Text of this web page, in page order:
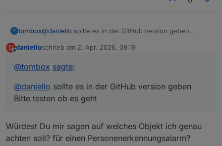
T tombox@daniello sollte es in der GitHub version geben
D danielloschrieb am 2. Apr. 2026, 08:19
zuletzt editiert von
@tombox sagte:
@daniello sollte es in der GitHub version geben
Bitte testen ob es geht
Würdest Du mir sagen auf welches Objekt ich genau
achten soll? für einen Personenerkennungsalarm?